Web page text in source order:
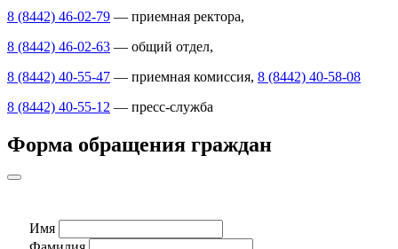
8 (8442) 46-02-79 — приемная ректора,
8 (8442) 46-02-63 — общий отдел,
8 (8442) 40-55-47 — приемная комиссия, 8 (8442) 40-58-08
8 (8442) 40-55-12 — пресс-служба
Форма обращения граждан
Имя